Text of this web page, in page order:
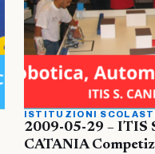
ISTITUZIONI
2009-05-29 – ITIS
CATANIA